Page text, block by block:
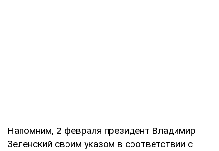
Напомним, 2 февраля президент Владимир
Зеленский своим указом в соответствии с